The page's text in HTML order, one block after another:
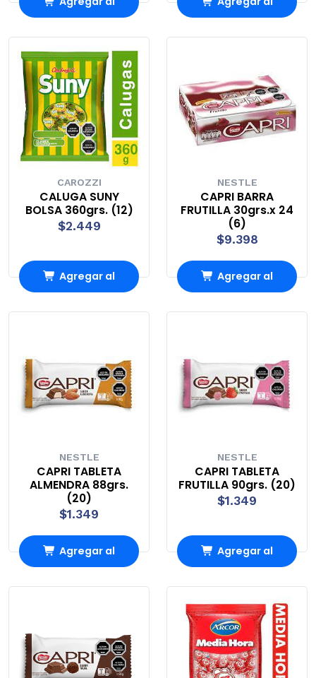
CAROZZI
CALUGA SUNY
BOLSA 360grs. (12)
$2.449
Agregar al
NESTLE
CAPRI BARRA
FRUTILLA 30grs.x 24
(6)
$9.398
Agregar al
NESTLE
CAPRI TABLETA
ALMENDRA 88grs.
(20)
$1.349
Agregar al
NESTLE
CAPRI TABLETA
FRUTILLA 90grs. (20)
$1.349
Agregar al